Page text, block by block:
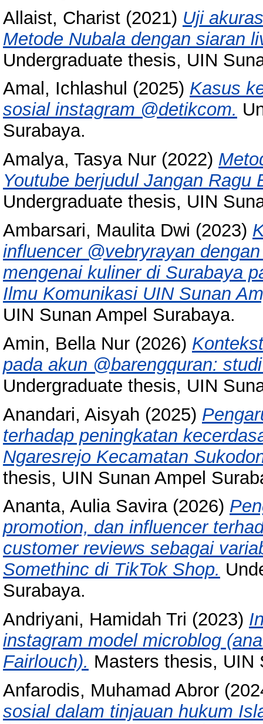
Allaist, Charist (2021) Uji
Metode Nubala dengan siaran
Undergraduate thesis, UIN
Amal, Ichlashul (2025) Kasus
sosial instagram @detikcom.
Surabaya.
Amalya, Tasya Nur (2022)
Youtube berjudul Jangan Ragu
Undergraduate thesis, UIN
Ambarsari, Maulita Dwi (2023)
influencer @vebryrayan
mengenai kuliner di Surabaya
Ilmu Komunikasi UIN Sunan
UIN Sunan Ampel Surabaya.
Amin, Bella Nur (2026)
pada akun @barengquran:
Undergraduate thesis, UIN
Anandari, Aisyah (2025)
terhadap peningkatan
Ngaresrejo Kecamatan
thesis, UIN Sunan Ampel
Ananta, Aulia Savira(2026)
promotion, dan influencer
customer reviews sebagai
Somethinc di TikTok Shop.
Surabaya.
Andriyani, Hamidah Tri (2023)
instagram model microblog
Fairlouch). Masters thesis, UIN
Anfarodis, Muhamad Abror
sosial dalam tinjauan hukum